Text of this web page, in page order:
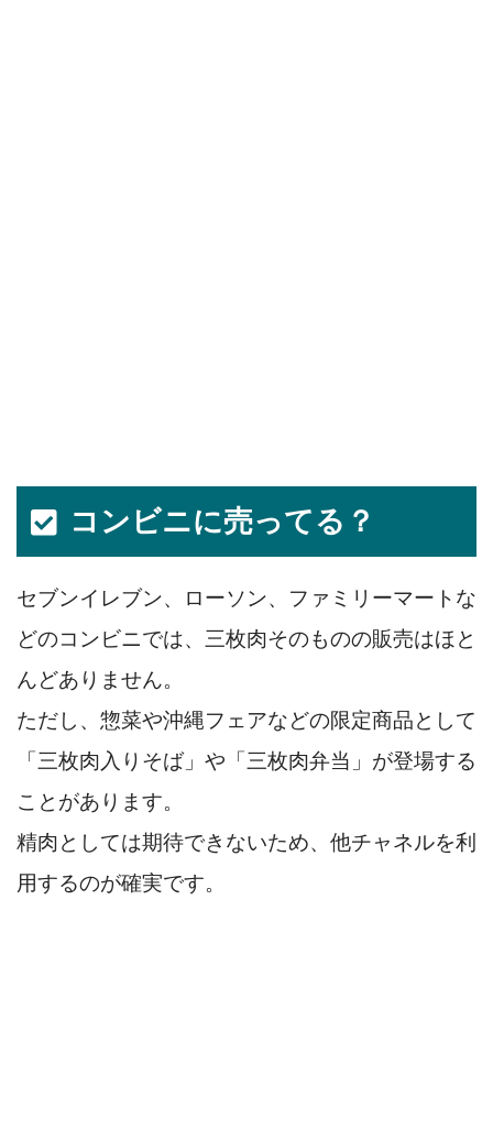
コンビニに売ってる？
セブンイレブン、ローソン、ファミリーマートな
どのコンビニでは、三枚肉そのものの販売はほと
んどありません。
ただし、惣菜や沖縄フェアなどの限定商品として
「三枚肉入りそば」や「三枚肉弁当」が登場する
ことがあります。
精肉としては期待できないため、他チャネルを利
用するのが確実です。